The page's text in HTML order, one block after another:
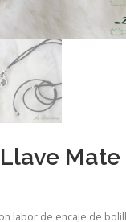
Mate
labor de encaje de